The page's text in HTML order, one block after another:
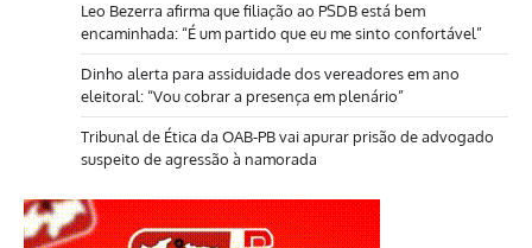
Leo Bezerra afirma que filiação ao PSDB está bem
encaminhada: “É um partido que eu me sinto confortável”
Dinho alerta para assiduidade dos vereadores em ano
eleitoral: “Vou cobrar a presença em plenário”
Tribunal de Ética da OAB-PB vai apurar prisão de advogado
suspeito de agressão à namorada